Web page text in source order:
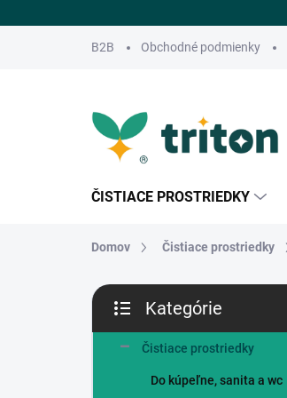
na
B2B Obchodné podmienky
ČISTIACE PROSTRIEDKY
Domov Čistiace prostriedky
B
č
kategórie
Kategórie
Čistiace prostriedky
Do kúpeľne, sanita a wc